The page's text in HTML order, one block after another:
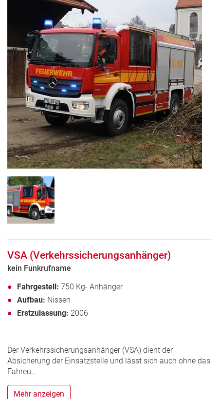
VSA (Verkehrssicherungsanhänger)
kein Funkrufname
Fahrgestell: 750 Kg- Anhänger
Aufbau: Nissen
Erstzulassung: 2006
Der Verkehrssicherungsanhänger (VSA) dient der
Absicherung der Einsatzstelle und lässt sich auch ohne das
Fahreu…
Mehr anzeigen